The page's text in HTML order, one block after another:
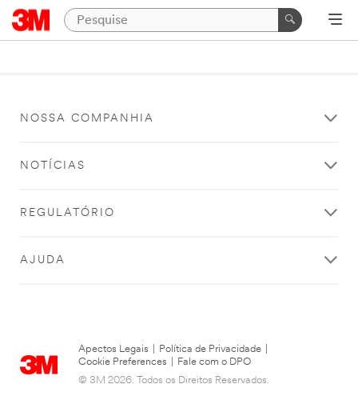
NOSSA COMPANHIA
NOTÍCIAS
REGULATÓRIO
AJUDA
Apectos Legais Política de Privacidade
Cookie Preferences
Fale com o DPO
© 3M 2026. Todos os Direitos Reservados.